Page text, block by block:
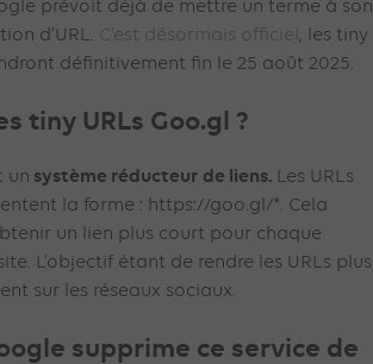
prévoit déjà de mettre un terme à son
d’URL. C’est désormais officiel , les tiny
définitivement fin le 25 août 2025.
tiny URLs Goo.gl ?
un système réducteur de liens. Les URLs
la forme : https://goo.gl/*. Cela
un lien plus court pour chaque
L’objectif étant de rendre les URLs plus
sur les réseaux sociaux.
supprime ce service de